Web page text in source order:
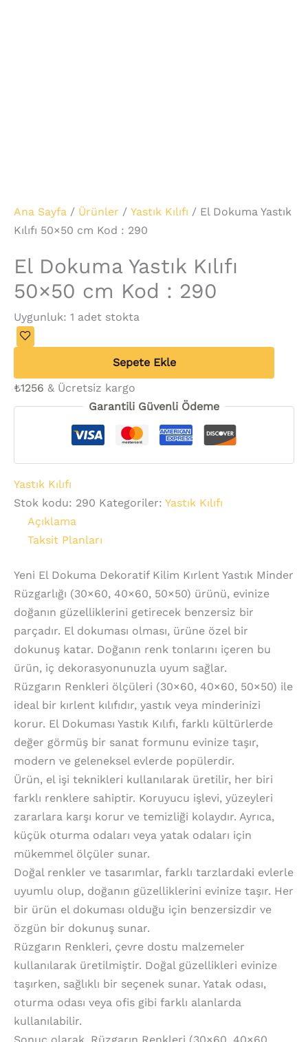
Ana Sayfa / Ürünler / Yastık Kılıfı / El Dokuma Yastık
Kılıfı 50×50 cm Kod : 290
El Dokuma Yastık Kılıfı
50×50 cm Kod : 290
Uygunluk: 1 adet stokta
Sepete Ekle
₺1256 & Ücretsiz kargo
Garantili Güvenli Ödeme
Yastık Kılıfı
Stok kodu: 290 Kategoriler: Yastık Kılıfı
Açıklama
Taksit Planları
Yeni El Dokuma Dekoratif Kilim Kırlent Yastık Minder
Rüzgarlığı (30×60, 40×60, 50×50) ürünü, evinize
doğanın güzelliklerini getirecek benzersiz bir
parçadır. El dokuması olması, ürüne özel bir
dokunuş katar. Doğanın renk tonlarını içeren bu
ürün, iç dekorasyonunuzla uyum sağlar.
Rüzgarın Renkleri ölçüleri (30×60, 40×60, 50×50) ile
ideal bir kırlent kılıfıdır, yastık veya minderinizi
korur. El Dokuması Yastık Kılıfı, farklı kültürlerde
değer görmüş bir sanat formunu evinize taşır,
modern ve geleneksel evlerde popülerdir.
Ürün, el işi teknikleri kullanılarak üretilir, her biri
farklı renklere sahiptir. Koruyucu işlevi, yüzeyleri
zararlara karşı korur ve temizliği kolaydır. Ayrıca,
küçük oturma odaları veya yatak odaları için
mükemmel ölçüler sunar.
Doğal renkler ve tasarımlar, farklı tarzlardaki evlerle
uyumlu olup, doğanın güzelliklerini evinize taşır. Her
bir ürün el dokuması olduğu için benzersizdir ve
özgün bir dokunuş sunar.
Rüzgarın Renkleri, çevre dostu malzemeler
kullanılarak üretilmiştir. Doğal güzellikleri evinize
taşırken, sağlıklı bir seçenek sunar. Yatak odası,
oturma odası veya ofis gibi farklı alanlarda
kullanılabilir.
Sonuç olarak, Rüzgarın Renkleri (30×60, 40×60,